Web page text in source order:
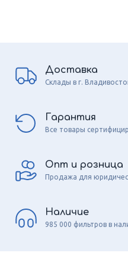
Доставка
Склады в г.
Гарантия
Все товары
Опт и розница
Продажа для
Наличие
985 000 фильтров в